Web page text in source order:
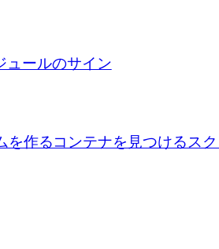
ュールのサイン
作るコンテナを見つけるスク